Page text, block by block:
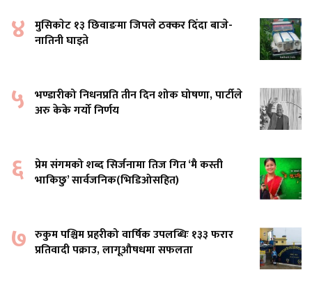
४ मुसिकाेट १३ छिवाङमा जिपले ठक्कर दिँदा बाजे-
नातिनी घाइते
५ भण्डारीको निधनप्रति तीन दिन शोक घोषणा, पार्टीले
अरु केके गर्यो निर्णय
६ प्रेम संगमको शब्द सिर्जनामा तिज गित ‘मै कस्ती
भाकिछु’ सार्वजनिक(भिडिओसहित)
७ रुकुम पश्चिम प्रहरीको वार्षिक उपलब्धिः १३३ फरार
प्रतिवादी पक्राउ, लागूऔषधमा सफलता